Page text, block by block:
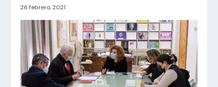
26 febrero, 2021